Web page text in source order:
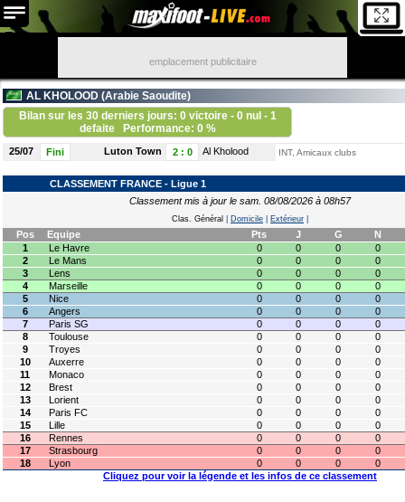
emplacement publicitaire
AL KHOLOOD (Arabie Saoudite)
Bilan sur les 30 derniers jours: 0 victoire - 0 nul - 1
defaite
Performance: 0 %
25/07 Fini Luton Town 2: 0 Al Kholood INT, Amicaux clubs
CLASSEMENT FRANCE - Ligue 1
Classement mis à jour le sam. 08/08/2026 à 08h57
Clas. Général Domicile Extérieur
Pos Equipe Pts J G
N
1
Le Havre 0 0 0
0
2
Le Mans 0 0 0
0
3
Lens 0 0 0
0
4
Marseille 0 0 0
0
5
Nice 0 0 0
0
6
Angers 0 0 0
0
7
Paris SG 0 0 0
0
8
Toulouse 0 0 0
0
9
Troyes 0 0 0
0
10
Auxerre 0 0 0
0
11
Monaco 0 0 0
0
12
Brest 0 0 0
0
13
Lorient 0 0 0
0
14
Paris FC 0 0 0
0
15
Lille 0 0 0
0
16
Rennes 0 0 0
0
17
Strasbourg 0 0 0
0
18
Lyon 0 0 0
0
Cliquez pour voir la légende et les infos de ce classement